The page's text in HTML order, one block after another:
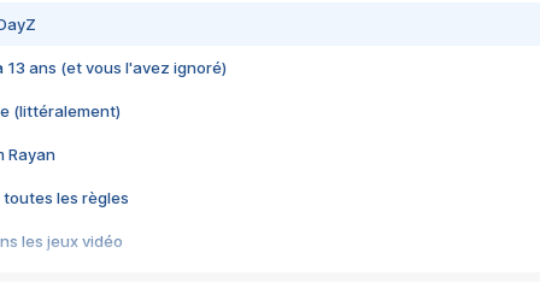
13 ans (et vous l'avez ignoré)
(littéralement)
Rayan
toutes les règles
les jeux vidéo